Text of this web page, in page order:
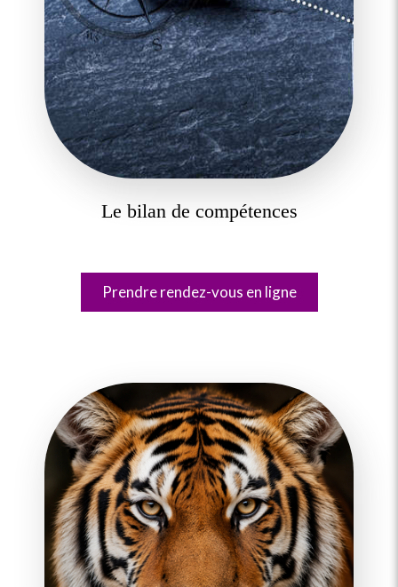
Le bilan de compétences
Prendre rendez-vous en ligne